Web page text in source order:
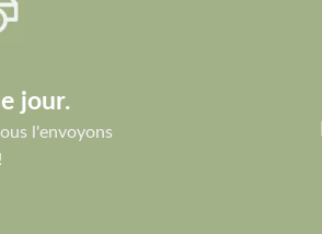
jour.
l'envoyons